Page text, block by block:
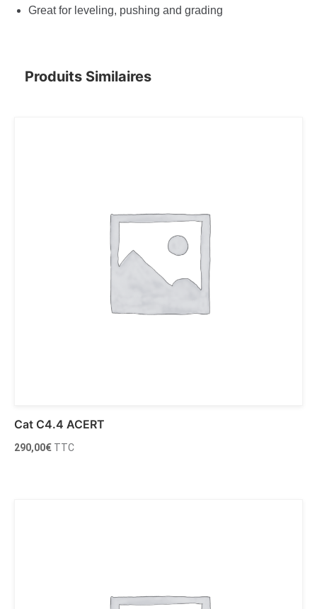
Great for leveling, pushing and grading
Produits Similaires
Cat C4.4 ACERT
290,00€ TTC